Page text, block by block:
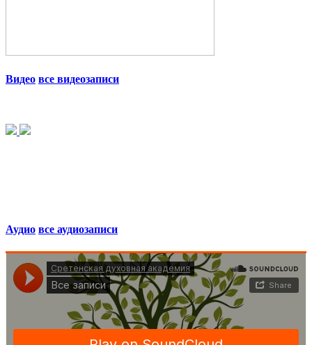
Видео все видеозаписи
Аудио все аудиозаписи